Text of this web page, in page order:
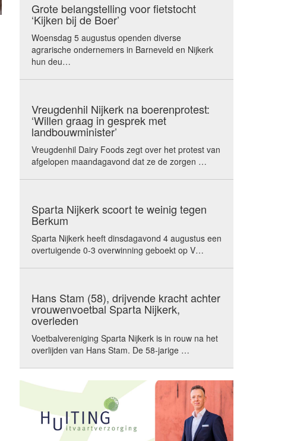
Grote belangstelling voor fietstocht
‘Kijken bij de Boer’
Woensdag 5 augustus openden diverse
agrarische ondernemers in Barneveld en Nijkerk
hun deu…
Vreugdenhil Nijkerk na boerenprotest:
‘Willen graag in gesprek met
landbouwminister’
Vreugdenhil Dairy Foods zegt over het protest van
afgelopen maandagavond dat ze de zorgen …
Sparta Nijkerk scoort te weinig tegen
Berkum
Sparta Nijkerk heeft dinsdagavond 4 augustus een
overtuigende 0-3 overwinning geboekt op V…
Hans Stam (58), drijvende kracht achter
vrouwenvoetbal Sparta Nijkerk,
overleden
Voetbalvereniging Sparta Nijkerk is in rouw na het
overlijden van Hans Stam. De 58-jarige …